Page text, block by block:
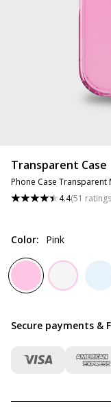
Transparent Case
Phone Case Transparent
4.4(51 ratings
Color: Pink
Secure payments &